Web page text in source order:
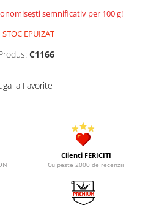
semnificativ per 100 g!
STOC EPUIZAT
C1166
la Favorite
Clienti FERICITI
Cu peste 2000 de recenzii